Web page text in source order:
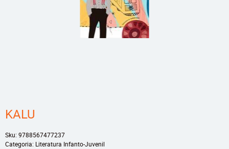
KALU
Sku: 9788567477237
Categoria: Literatura Infanto-Juvenil